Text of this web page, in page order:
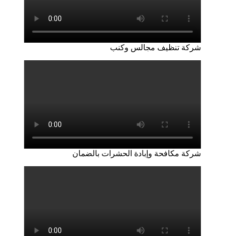
شركة تنظيف مجالس وكنب
شركة مكافحة وإبادة الحشرات بالضمان